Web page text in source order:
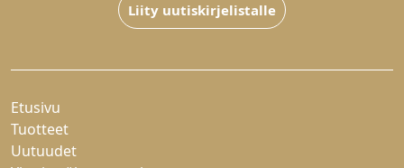
Liity uutiskirjelistalle
Etusivu
Tuotteet
Uutuudet